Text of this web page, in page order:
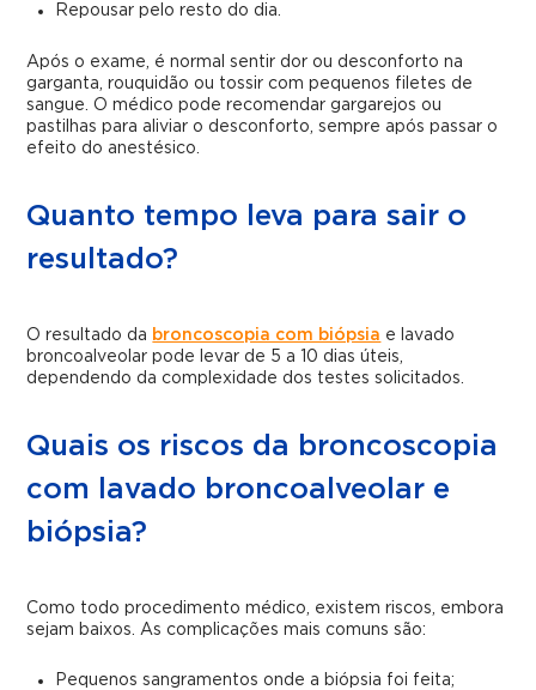
Repousar pelo resto do dia.
Após o exame, é normal sentir dor ou desconforto na
garganta, rouquidão ou tossir com pequenos filetes de
sangue. O médico pode recomendar gargarejos ou
pastilhas para aliviar o desconforto, sempre após passar o
efeito do anestésico.
Quanto tempo leva para sair o
resultado?
O resultado da broncoscopia com biópsia e lavado
broncoalveolar pode levar de 5 a 10 dias úteis,
dependendo da complexidade dos testes solicitados.
Quais os riscos da broncoscopia
com lavado broncoalveolar e
biópsia?
Como todo procedimento médico, existem riscos, embora
sejam baixos. As complicações mais comuns são:
Pequenos sangramentos onde a biópsia foi feita;